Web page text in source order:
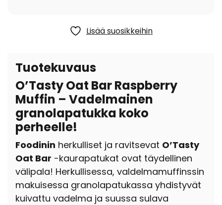
Lisää suosikkeihin
Tuotekuvaus
O’Tasty Oat Bar Raspberry
Muffin – Vadelmainen
granolapatukka koko
perheelle!
Foodinin herkulliset ja ravitsevat O’Tasty
Oat Bar -kaurapatukat ovat täydellinen
välipala! Herkullisessa, valdelmamuffinssin
makuisessa granolapatukassa yhdistyvät
kuivattu vadelma ja suussa sulava